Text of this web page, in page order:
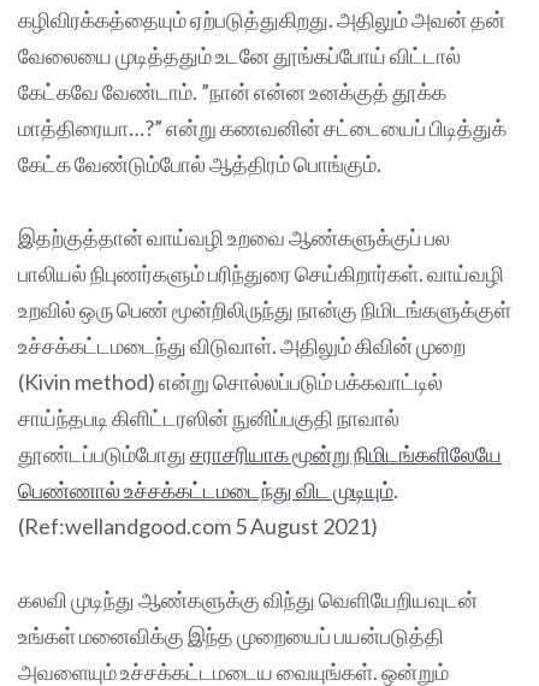
கழிவிரக்கத்தையும் ஏற்படுத்துகிறது. அதிலும் அவன் தன்
வேலையை முடித்ததும் உடனே தூங்கப்போய் விட்டால்
கேட்கவே வேண்டாம். ”நான் என்ன உனக்குத் தூக்க
மாத்திரையா…?” என்று கணவனின் சட்டையைப் பிடித்துக்
கேட்க வேண்டும்போல் ஆத்திரம் பொங்கும்.
இதற்குத்தான் வாய்வழி உறவை ஆண்களுக்குப் பல
பாலியல் நிபுணர்களும் பரிந்துரை செய்கிறார்கள். வாய்வழி
உறவில் ஒரு பெண் மூன்றிலிருந்து நான்கு நிமிடங்களுக்குள்
உச்சக்கட்டமடைந்து விடுவாள். அதிலும் கிவின் முறை
(Kivin method) என்று சொல்லப்படும் பக்கவாட்டில்
சாய்ந்தபடி கிளிட்டரஸின் நுனிப்பகுதி நாவால்
தூண்டப்படும்போதுசராசரியாக மூன்று நிமிடங்களிலேயே
பெண்ணால் உச்சக்கட்டமடைந்து விட முடியும்.
(Ref:wellandgood.com 5 August 2021)
கலவி முடிந்து ஆண்களுக்கு விந்து வெளியேறியவுடன்
உங்கள் மனைவிக்கு இந்த முறையைப் பயன்படுத்தி
அவளையும் உச்சக்கட்டமடைய வையுங்கள். ஒன்றும்